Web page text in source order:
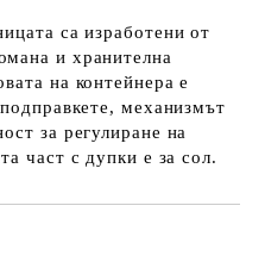
са изработени от
и хранителна
на контейнера е
механизмът
за регулиране на
част с дупки е за сол.